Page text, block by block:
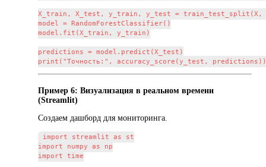
X_train, X_test, y_train, y_test = train_test_split(X,
model = RandomForestClassifier()
model.fit(X_train, y_train)
predictions = model.predict(X_test)
Пример 6: Визуализация в реальном времени
(Streamlit)
Создаем дашборд для мониторинга.
import streamlit as st
import numpy as np
import time